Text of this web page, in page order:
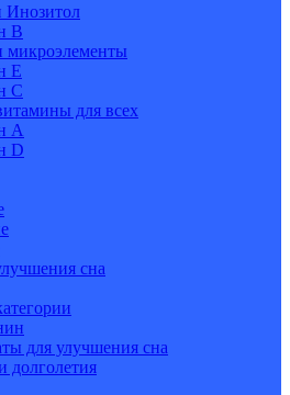
Инозитол
B
микроэлементы
Е
С
для всех
A
D
сна
для улучшения сна
долголетия